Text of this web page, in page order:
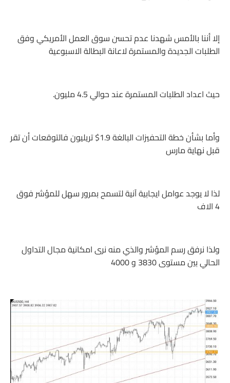
إلا أننا بالأمس شهدنا عدم تحسن سوق العمل الأمريكي وفق
الطلبات الجديدة والمستمرة لاعانة البطالة الاسبوعية
حيث اعداد الطلبات المستمرة عند حوالي 4.5 مليون.
وأما بشأن خطة التحفيزات البالغة 1.9$ تريليون فالتوقعات أن تقر
قبل نهاية مارس
لذا لا يوجد عوامل ايجابية آنية لتسمح بمرور سهل للمؤشر فوق
4 الاف
ولذا نرفق رسم المؤشر والذي منه نرى امكانية مجال التداول
الحالي بين مستوى 3830 و 4000